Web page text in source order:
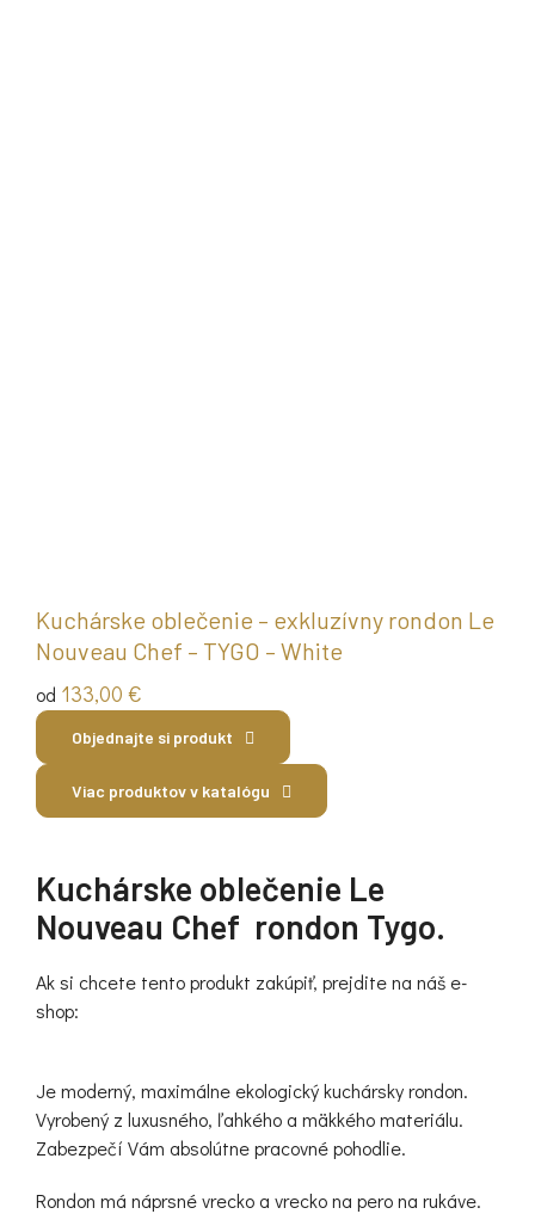
Kuchárske oblečenie – exkluzívny rondon Le
Nouveau Chef – TYGO – White
od 133,00 €
Objednajte si produkt
Viac produktov v katalógu
Kuchárske oblečenie Le
Nouveau Chef rondon Tygo.
Ak si chcete tento produkt zakúpiť, prejdite na náš e-
shop:
Je moderný, maximálne ekologický kuchársky rondon.
Vyrobený z luxusného, ľahkého a mäkkého materiálu.
Zabezpečí Vám absolútne pracovné pohodlie.
Rondon má náprsné vrecko a vrecko na pero na rukáve.